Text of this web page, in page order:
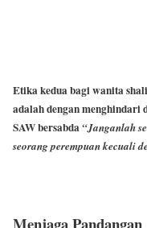
Etika kedua bagi wanita
adalah dengan
SAW bersabda“Janganlah
seorang perempuan kecuali